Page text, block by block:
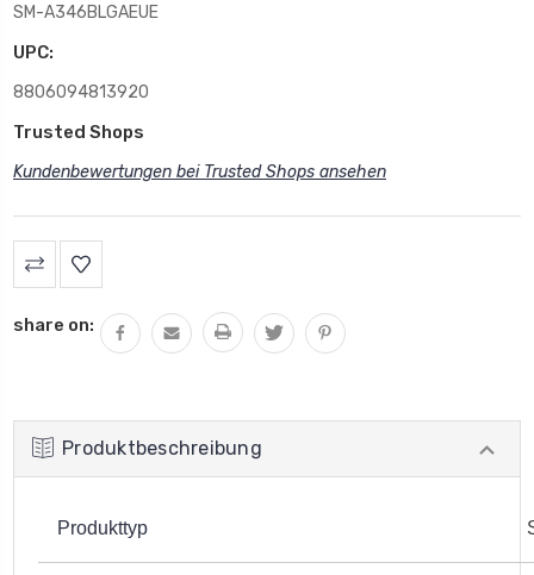
SM-A346BLGAEUE
UPC:
8806094813920
Trusted Shops
Kundenbewertungen bei Trusted Shops ansehen
share on:
Produktbeschreibung
Produkttyp